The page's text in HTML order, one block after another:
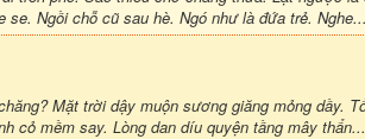
Ngồi chỗ cũ sau hè. Ngó như là đứa trẻ. Nghe...
Mặt trời dậy muộn sương giăng mỏng dầy.
cỏ mềm say. Lòng dan díu quyện tầng mây thẩn...